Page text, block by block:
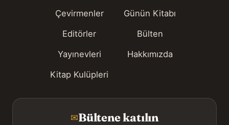
Çevirmenler
Editörler
Yayınevleri
Kitap Kulüpleri
Günün Kitabı
Bülten
Hakkımızda
✉Bültene katılın